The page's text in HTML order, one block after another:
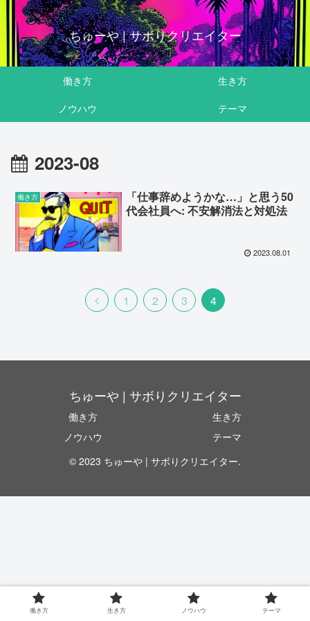
ちゅーや | サボりクリエイター
働き方
生き方
ノウハウ
テーマ
2023-08
働き方
「仕事辞めようかな…」と思う50
代会社員へ: 不安解消法と対処法
2023.08.01
1 2 3 4
ちゅーや | サボりクリエイター
働き方
生き方
ノウハウ
テーマ
© 2023 ちゅーや | サボりクリエイター.
働き方 生き方 ノウハウ テーマ